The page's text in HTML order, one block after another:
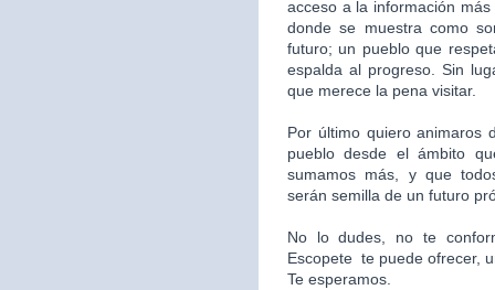
acceso a la información
donde se muestra como
futuro; un pueblo que
espalda al progreso. Sin
que merece la pena visitar.
Por último quiero animaros
pueblo desde el ámbito
sumamos más, y que
serán semilla de un futuro
No lo dudes, no te
Escopete te puede ofrecer,
Te esperamos.